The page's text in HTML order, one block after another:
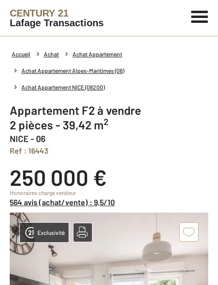
CENTURY 21
Lafage Transactions
Accueil Achat Achat Appartement
Achat Appartement Alpes-Maritimes (06)
Achat Appartement NICE (06200)
Appartement F2 à vendre
2 pièces - 39,42 m2
NICE - 06
Ref : 16443
250 000 €
Honoraires charge vendeur
564 avis (achat/vente) : 9,5/10
Exclusivité